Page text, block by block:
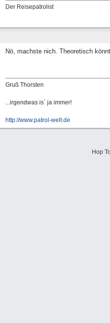
Der Reisepatrolist
Nö, machste nich. Theoretisch
Gruß Thorsten
...irgendwas is´ ja immer!
http://www.patrol-welt.de
Hop